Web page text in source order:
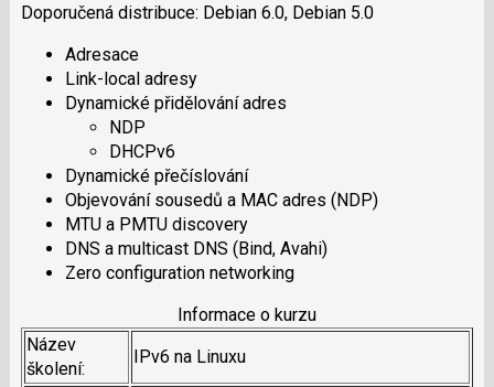
Doporučená distribuce: Debian 6.0, Debian 5.0
Adresace
Link-local adresy
Dynamické přidělování adres
NDP
DHCPv6
Dynamické přečíslování
Objevování sousedů a MAC adres (NDP)
MTU a PMTU discovery
DNS a multicast DNS (Bind, Avahi)
Zero configuration networking
Informace o kurzu
Název
školení:
IPv6 na Linuxu